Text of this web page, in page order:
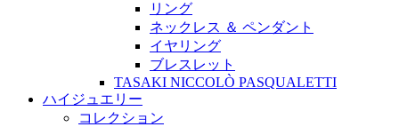
リング
ネックレス ＆ ペンダント
イヤリング
ブレスレット
TASAKI NICCOLÒ PASQUALETTI
ハイジュエリー
コレクション